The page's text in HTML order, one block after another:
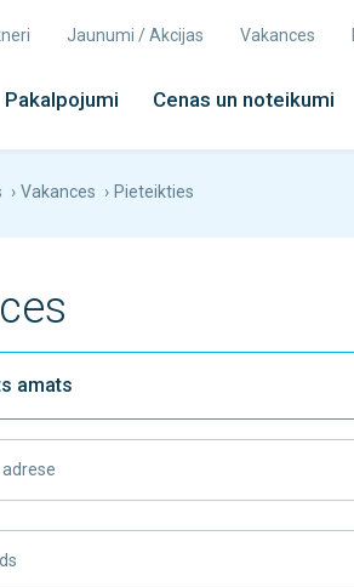
Jaunumi / Akcijas Vakances
Pakalpojumi Cenas un noteikumi
› Vakances › Pieteikties